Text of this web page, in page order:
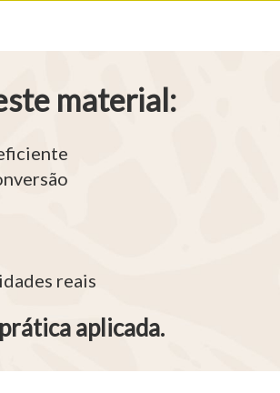
material:
reais
aplicada.